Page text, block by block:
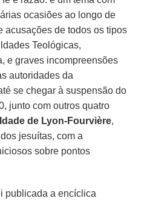
ocasiões ao longo de
acusações de todos os tipos
Teológicas,
e graves incompreensões
autoridades da
se chegar à suspensão do
junto com outros quatro
de Lyon-Fourvière,
jesuítas, com a
sobre pontos
publicada a encíclica